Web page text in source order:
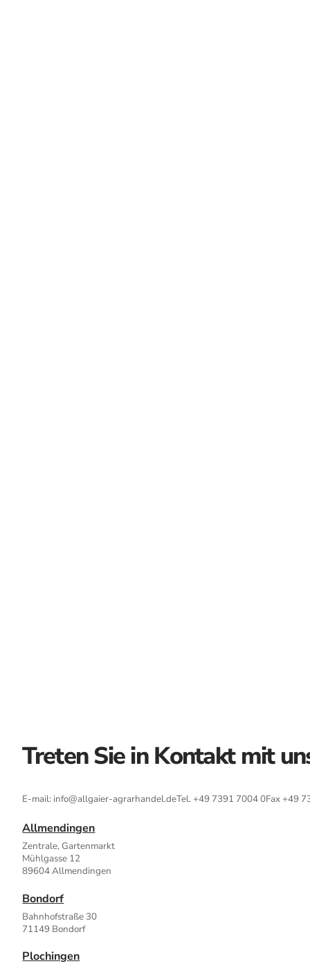
Treten Sie in Kontakt mit
E-mail: info@allgaier-agrarhandel.deTel. +49 7391 7004 0Fax +49
Allmendingen
Zentrale, Gartenmarkt
Mühlgasse 12
89604 Allmendingen
Bondorf
Bahnhofstraße 30
71149 Bondorf
Plochingen